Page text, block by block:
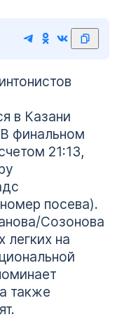
в Казани
финальном
21:13,
посева).
Созонова
легких на
также